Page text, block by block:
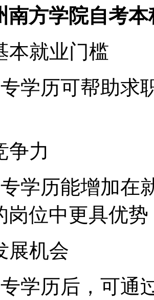
南方学院自考
本就业门槛
学历可帮助求
争力
学历能增加在
岗位中更具优势
展机会
学历后，可通